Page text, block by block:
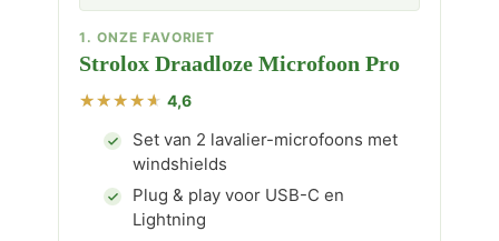
1. ONZE FAVORIET
Strolox Draadloze Microfoon Pro
4,6
Set van 2 lavalier-microfoons met
windshields
Plug & play voor USB-C en
Lightning